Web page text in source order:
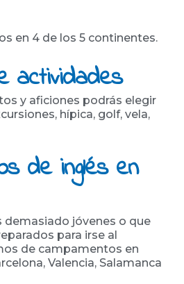
en 4 de los 5 continentes.
actividades
y aficiones podrás elegir
hípica, golf, vela,
de inglés en
demasiado jóvenes o que
para irse al
de campamentos en
Valencia, Salamanca